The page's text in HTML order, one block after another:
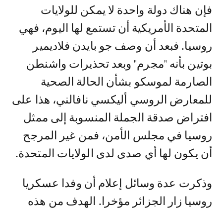
فإن هناك دولة واحدة لا يمكن للولايات
المتحدة الأمريكية أن تستمع لها اليوم، فهي
روسيا. فبعد أن وصف جو بايدن فلاديمير
بوتين بأنه "مجرم" وبعد تحذيرات واشنطن
الصارمة لموسكو بشأن الحالة الصحية
للمعارض الروسي أليكسي نافالني، هذا على
افتراض صدقة الجملة المنسوبة إلى ممثل
روسيا في مجلس الأمن، فمن غير المرجح
أن يكون لها أي صدى لدى الولايات المتحدة.
وذكرت عدة وسائل إعلام أن وفدا عسكريا
روسيا زار الجزائر مؤخرا. الهدف من هذه